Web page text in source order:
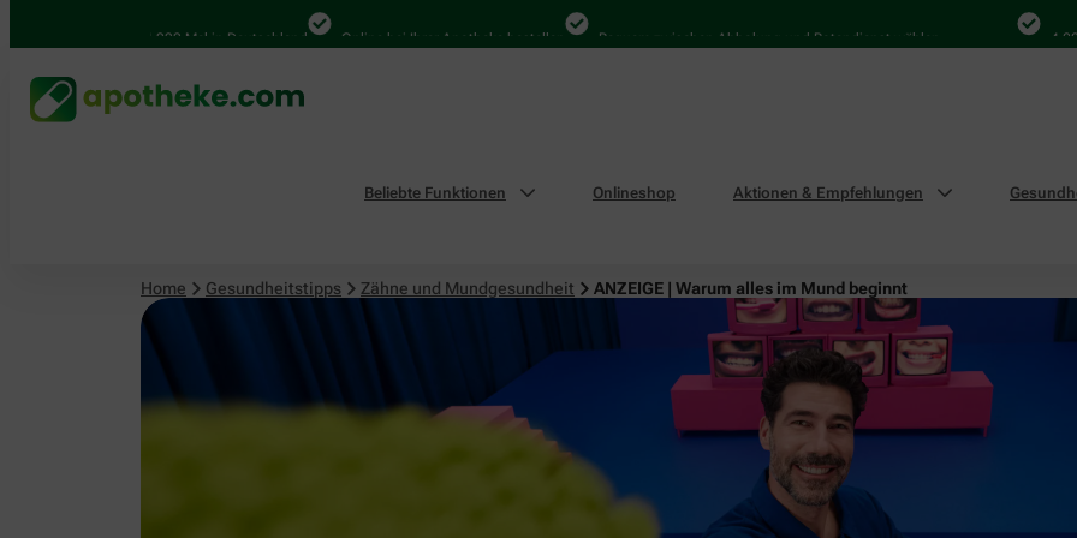
4.000 Mal in Deutschland Online bei Ihrer Apotheke bestellen Bequem zwischen Abholung und Botendienst wählen 4.000
Beliebte Funktionen Onlineshop Aktionen & Empfehlungen
Home Gesundheitstipps Zähne und Mundgesundheit ANZEIGE | Warum alles im Mund beginnt